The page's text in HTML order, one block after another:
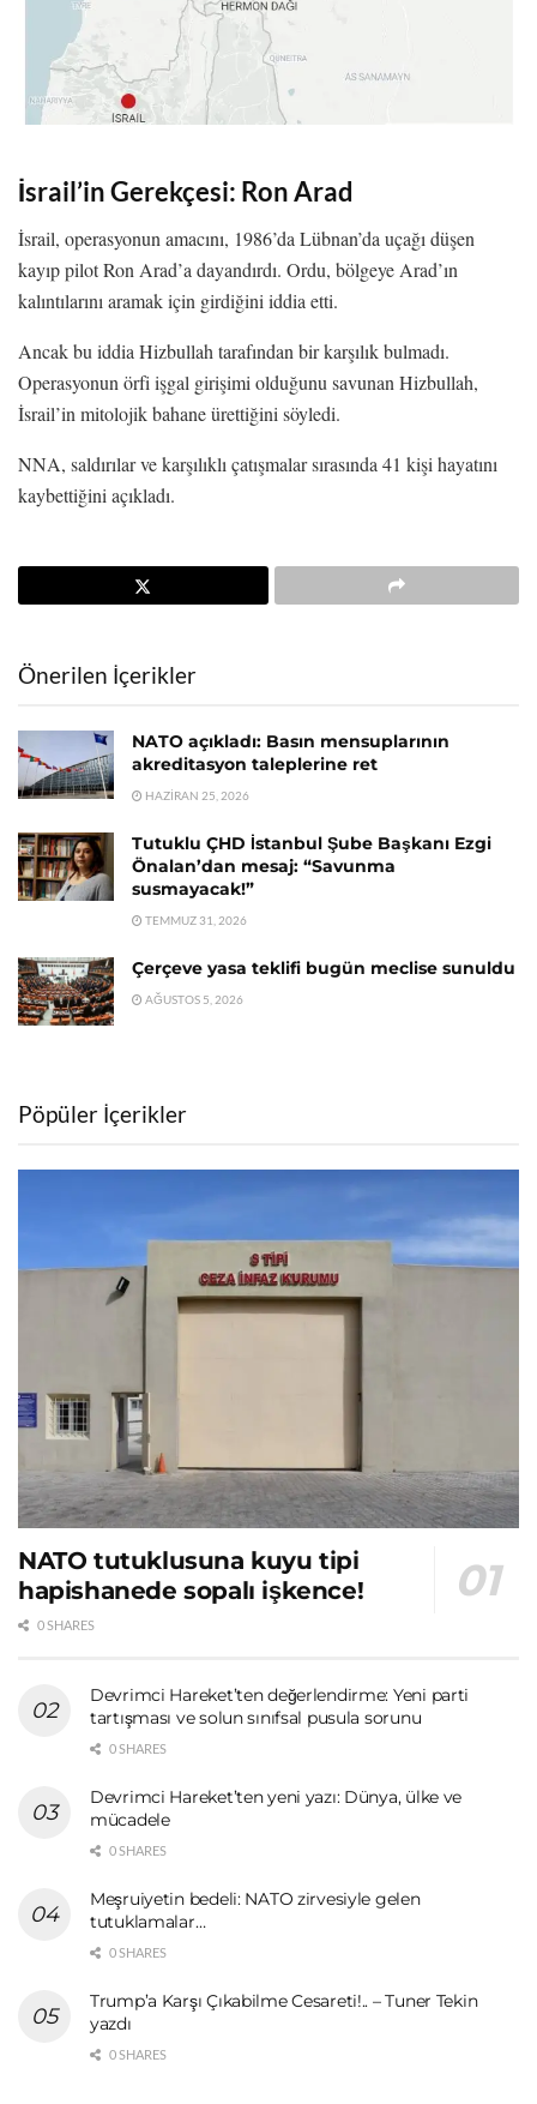
İsrail’in Gerekçesi: Ron Arad
İsrail, operasyonun amacını, 1986’da Lübnan’da uçağı düşen
kayıp pilot Ron Arad’a dayandırdı. Ordu, bölgeye Arad’ın
kalıntılarını aramak için girdiğini iddia etti.
Ancak bu iddia Hizbullah tarafından bir karşılık bulmadı.
Operasyonun örfi işgal girişimi olduğunu savunan Hizbullah,
İsrail’in mitolojik bahane ürettiğini söyledi.
NNA, saldırılar ve karşılıklı çatışmalar sırasında 41 kişi hayatını
kaybettiğini açıkladı.
Önerilen İçerikler
NATO açıkladı: Basın mensuplarının
akreditasyon taleplerine ret
HAZIRAN 25, 2026
Tutuklu ÇHD İstanbul Şube Başkanı Ezgi
Önalan’dan mesaj: “Savunma
susmayacak!”
TEMMUZ 31, 2026
Çerçeve yasa teklifi bugün meclise sunuldu
AĞUSTOS 5, 2026
Pöpüler İçerikler
NATO tutuklusuna kuyu tipi
hapishanede sopalı işkence!
0 SHARES
Devrimci Hareket’ten değerlendirme: Yeni parti
tartışması ve solun sınıfsal pusula sorunu
0 SHARES
Devrimci Hareket’ten yeni yazı: Dünya, ülke ve
mücadele
0 SHARES
Meşruiyetin bedeli: NATO zirvesiyle gelen
tutuklamalar…
0 SHARES
Trump’a Karşı Çıkabilme Cesareti!.. – Tuner Tekin
yazdı
0 SHARES